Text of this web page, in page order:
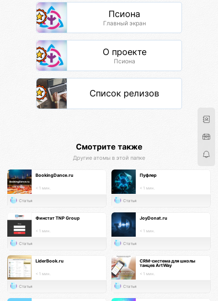
Псиона
Главный экран
О проекте
Псиона
Список релизов
Смотрите также
Другие атомы в этой папке
BookingDance.ru
< 1 мин.
Статья
Пуфлер
< 1 мин.
Статья
Финстат TNP Group
< 1 мин.
Статья
JoyDonat.ru
< 1 мин.
Статья
LiderBook.ru
< 1 мин.
Статья
CRM-система для школы
танцев ArtWay
< 1 мин.
Статья